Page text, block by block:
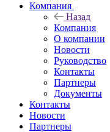
Компания
Назад
Компания
О компании
Новости
Руководство
Контакты
Партнеры
Документы
Контакты
Новости
Партнеры